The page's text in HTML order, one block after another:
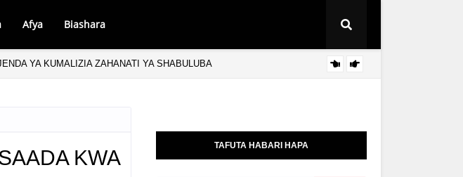
Afya Biashara
YA KUMALIZIA ZAHANATI YA SHABULUBA
KWA
TAFUTA HABARI HAPA